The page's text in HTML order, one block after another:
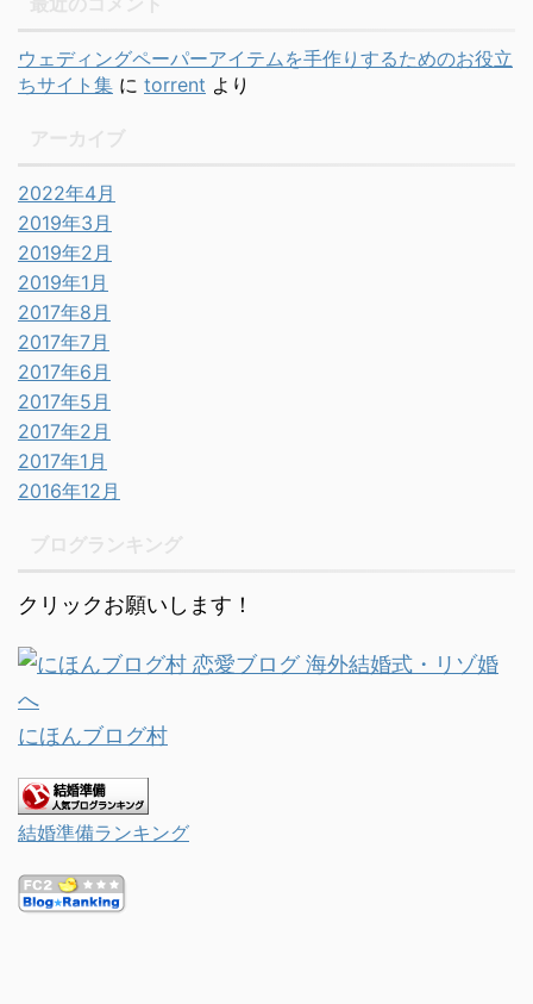
ウェディングペーパーアイテムを手作りするためのお役立
ちサイト集 に torrent より
2022年4月
2019年3月
2019年2月
2019年1月
2017年8月
2017年7月
2017年6月
2017年5月
2017年2月
2017年1月
2016年12月
クリックお願いします！
にほんブログ村
結婚準備ランキング